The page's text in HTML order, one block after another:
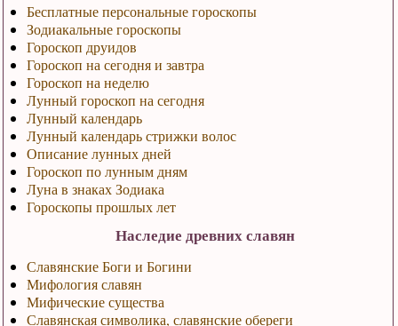
Бесплатные персональные гороскопы
Зодиакальные гороскопы
Гороскоп друидов
Гороскоп на сегодня и завтра
Гороскоп на неделю
Лунный гороскоп на сегодня
Лунный календарь
Лунный календарь стрижки волос
Описание лунных дней
Гороскоп по лунным дням
Луна в знаках Зодиака
Гороскопы прошлых лет
Наследие древних славян
Славянские Боги и Богини
Мифология славян
Мифические существа
Славянская символика, славянские обереги